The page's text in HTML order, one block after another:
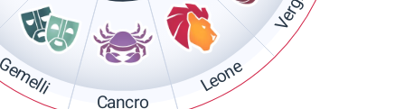
Cancro
Leone